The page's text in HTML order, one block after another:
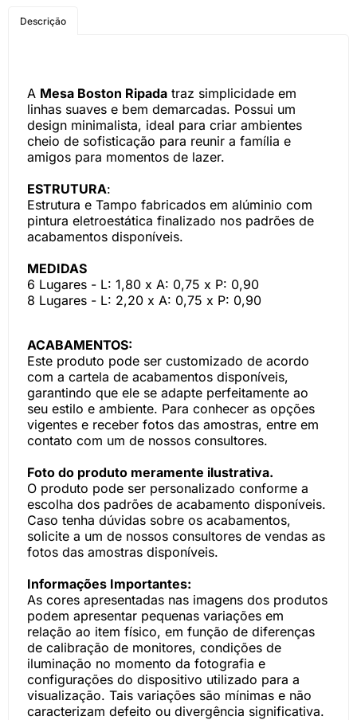
Descrição
A Mesa Boston Ripada traz simplicidade em
linhas suaves e bem demarcadas. Possui um
design minimalista, ideal para criar ambientes
cheio de sofisticação para reunir a família e
amigos para momentos de lazer.
ESTRUTURA:
Estrutura e Tampo fabricados em alúminio com
pintura eletroestática finalizado nos padrões de
acabamentos disponíveis.
MEDIDAS
6 Lugares - L: 1,80 x A: 0,75 x P: 0,90
8 Lugares - L: 2,20 x A: 0,75 x P: 0,90
ACABAMENTOS:
Este produto pode ser customizado de acordo
com a cartela de acabamentos disponíveis,
garantindo que ele se adapte perfeitamente ao
seu estilo e ambiente. Para conhecer as opções
vigentes e receber fotos das amostras, entre em
contato com um de nossos consultores.
Foto do produto meramente ilustrativa.
O produto pode ser personalizado conforme a
escolha dos padrões de acabamento disponíveis.
Caso tenha dúvidas sobre os acabamentos,
solicite a um de nossos consultores de vendas as
fotos das amostras disponíveis.
Informações Importantes:
As cores apresentadas nas imagens dos produtos
podem apresentar pequenas variações em
relação ao item físico, em função de diferenças
de calibração de monitores, condições de
iluminação no momento da fotografia e
configurações do dispositivo utilizado para a
visualização. Tais variações são mínimas e não
caracterizam defeito ou divergência significativa.